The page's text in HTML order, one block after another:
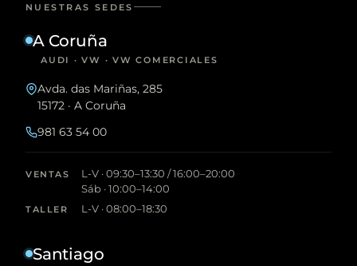
NUESTRAS SEDES
A Coruña
AUDI · VW · VW COMERCIALES
Avda. das Mariñas, 285
15172 · A Coruña
981 63 54 00
VENTAS
L-V · 09:30–13:30 / 16:00–20:00
Sáb · 10:00–14:00
TALLER L-V · 08:00–18:30
Santiago